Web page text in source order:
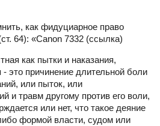
как фидуциарное право
64): «Canon 7332 (ссылка)
как пытки и наказания,
- это причинение длительной боли
или пыток, или
и травм другому против его воли,
или нет, что такое деяние
формой власти, судом или